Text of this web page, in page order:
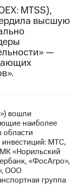
MTSS),
высшую
—
вошли
наиболее
области
инвестиций: МТС,
«Норильский
«ФосАгро»,
ООО
группа